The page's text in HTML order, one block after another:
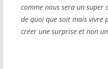
comme nous sera un super
de quoi que soit mais vivre
créer une surprise et non